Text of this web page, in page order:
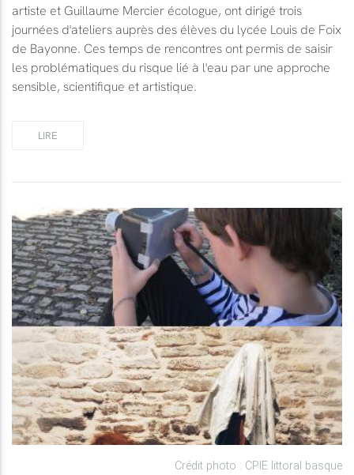
artiste et Guillaume Mercier écologue, ont dirigé trois
journées d'ateliers auprès des élèves du lycée Louis de Foix
de Bayonne. Ces temps de rencontres ont permis de saisir
les problématiques du risque lié à l'eau par une approche
sensible, scientifique et artistique.
LIRE
Crédit photo : CPIE littoral basque